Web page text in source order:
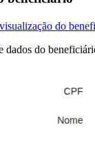
do
dados do